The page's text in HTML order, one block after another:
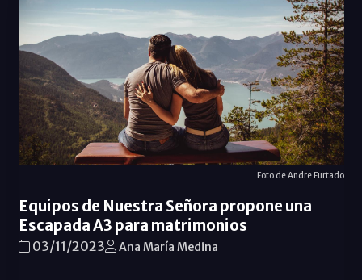
Foto de Andre Furtado
Equipos de Nuestra Señora propone una
Escapada A3 para matrimonios
03/11/2023 Ana María Medina